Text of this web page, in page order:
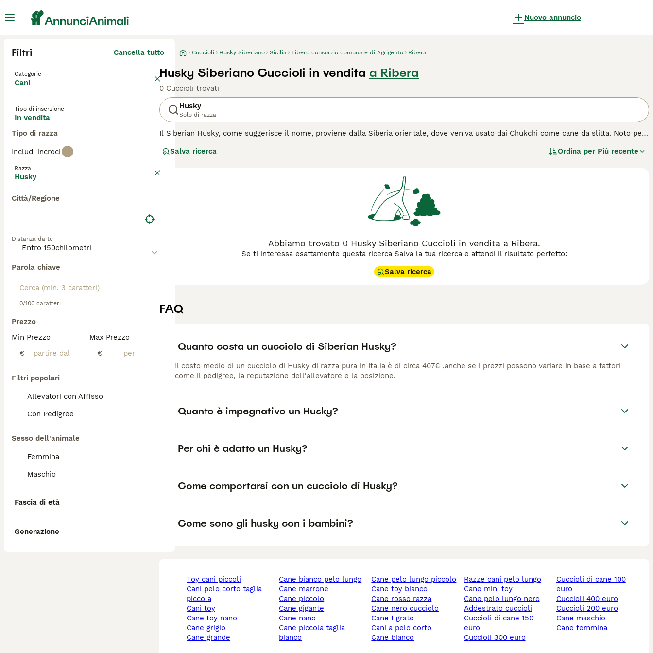
Nuovo annuncio
Filtri Cancella tutto
Categorie
Cani
Tipo di inserzione
In vendita
Tipo di razza
Includi incroci
Razza
Husky
Città/Regione
Distanza da te
Parola chiave
0/100 caratteri
Prezzo
Min Prezzo
€
Max Prezzo
€
Filtri popolari
Allevatori con Affisso
Con Pedigree
Sesso dell'animale
Femmina
Maschio
Fascia di età
Generazione
Cuccioli Husky Siberiano Sicilia Libero consorzio comunale di Agrigento Ribera
Husky Siberiano Cuccioli in vendita a Ribera
0 Cuccioli trovati
Husky
Solo di razza
Il Siberian Husky, come suggerisce il nome, proviene dalla Siberia orientale, dove veniva usato dai Chukchi come cane da slitta. Noto per
questa razza sono atletici, vigili e amano stare con altri husky invece che stare da soli. Il Siberian Husky non è la scelta migliore per i
gestirli, prosperano anche in un ambiente domestico, diventando un'ottima scelta per un cane di famiglia.
per informazioni su questa razza di cane.
Salva ricerca Ordina per Più recente
Abbiamo trovato 0 Husky Siberiano Cuccioli in vendita a Ribera.
Se ti interessa esattamente questa ricerca Salva la tua ricerca e attendi il risultato perfetto:
Salva ricerca
FAQ
Quanto costa un cucciolo di Siberian Husky?
Il costo medio di un cucciolo di Husky di razza pura in Italia è di circa 407€ ,anche se i prezzi possono variare in base a fattori
come il pedigree, la reputazione dell'allevatore e la posizione.
Quanto è impegnativo un Husky?
Per chi è adatto un Husky?
Come comportarsi con un cucciolo di Husky?
Come sono gli husky con i bambini?
toy cani piccoli
cani pelo corto taglia
piccola
cani toy
cane toy nano
cane grigio
cane grande
cane bianco pelo lungo
cane marrone
cane piccolo
cane gigante
cane nano
cane piccola taglia
bianco
cane pelo lungo piccolo
cane toy bianco
cane rosso razza
cane nero cucciolo
cane tigrato
cani a pelo corto
cane bianco
razze cani pelo lungo
cane mini toy
cane pelo lungo nero
addestrato cuccioli
cuccioli di cane 150
euro
cuccioli 300 euro
cuccioli di cane 100
euro
cuccioli 400 euro
cuccioli 200 euro
cane maschio
cane femmina